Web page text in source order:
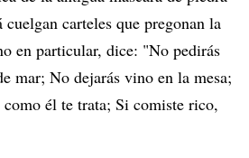
carteles que pregonan la
en particular, dice: "No pedirás
mar; No dejarás vino en la mesa;
como él te trata; Si comiste rico,